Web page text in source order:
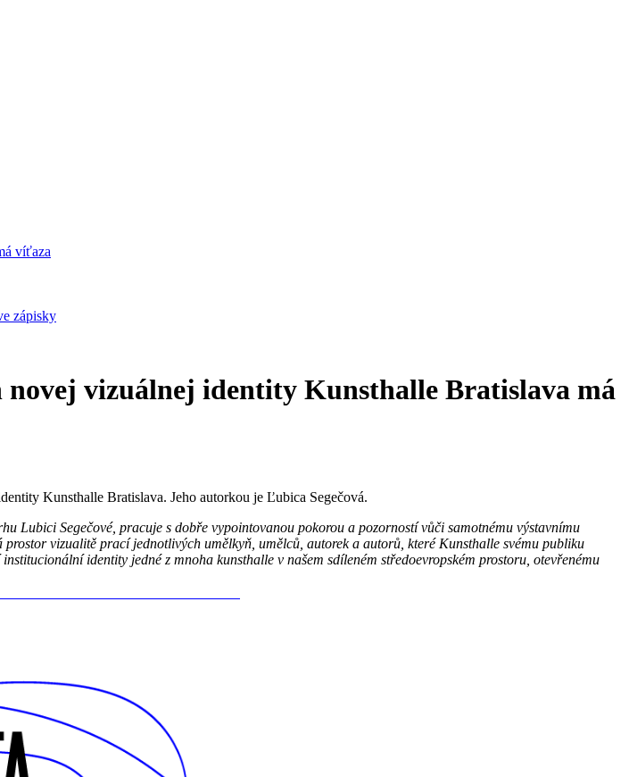
víťaza
zápisky
vizuálnej identity Kunsthalle Bratislava má
Kunsthalle Bratislava. Jeho autorkou je Ľubica Segečová.
Lubici Segečové, pracuje s dobře vypointovanou pokorou a pozorností vůči samotnému výstavnímu
vizualitě prací jednotlivých umělkyň, umělců, autorek a autorů, které Kunsthalle svému publiku
identity jedné z mnoha kunsthalle v našem sdíleném středoevropském prostoru, otevřenému